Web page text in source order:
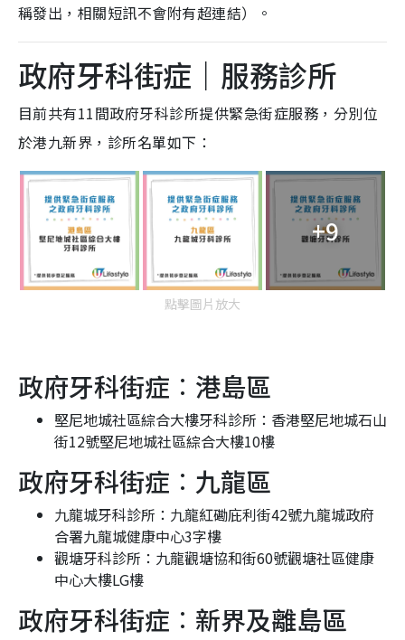
稱發出，相關短訊不會附有超連結）。
政府牙科街症｜服務診所
目前共有11間政府牙科診所提供緊急街症服務，分別位
於港九新界，診所名單如下：
+9
點擊圖片放大
政府牙科街症︰港島區
堅尼地城社區綜合大樓牙科診所：香港堅尼地城石山
街12號堅尼地城社區綜合大樓10樓
政府牙科街症︰九龍區
九龍城牙科診所：九龍紅磡庇利街42號九龍城政府
合署九龍城健康中心3字樓
觀塘牙科診所：九龍觀塘協和街60號觀塘社區健康
中心大樓LG樓
政府牙科街症︰新界及離島區